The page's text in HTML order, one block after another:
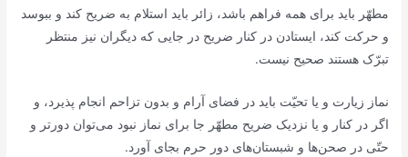
مطهّر باید برای همه فراهم باشد، زائر باید استلام به ضریح کند و ببوسد
و حرکت کند، ایستادن در کنار ضریح در جایی که دیگران نیز منتظر
تبرّک هستند صحیح نیست.
نماز زیارت و یا تحیّت باید در فضای آرام و بدون تزاحم انجام پذیرد، و
اگر در کنار و یا نزدیک ضریح مطهّر جا برای نماز نبود می‌توان دورتر و
حتّی در صحن‌ها و شبستان‌های دور حرم بجای آورد.